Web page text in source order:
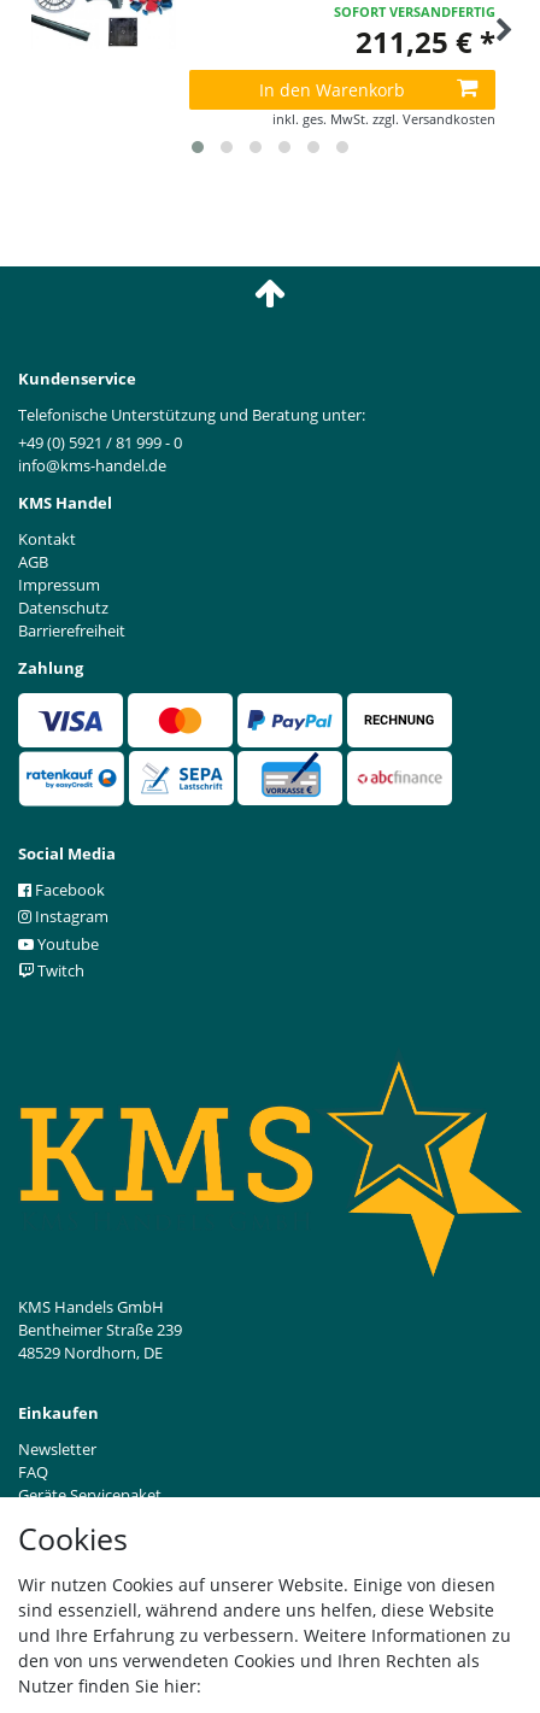
Cookies
Wir nutzen Cookies auf unserer Website. Einige von diesen
sind essenziell, während andere uns helfen, diese Website
und Ihre Erfahrung zu verbessern. Weitere Informationen zu
den von uns verwendeten Cookies und Ihren Rechten als
Nutzer finden Sie hier:
SOFORT VERSANDFERTIG
211,25 € *
In den Warenkorb
inkl. ges. MwSt. zzgl. Versandkosten
Kundenservice
Telefonische Unterstützung und Beratung unter:
+49 (0) 5921 / 81 999 - 0
info@kms-handel.de
KMS Handel
Kontakt
AGB
Impressum
Datenschutz
Barrierefreiheit
Zahlung
Social Media
Facebook
Instagram
Youtube
Twitch
KMS Handels GmbH
Bentheimer Straße 239
48529 Nordhorn, DE
Einkaufen
Newsletter
FAQ
Geräte Servicepaket
Händleranfragen B2B
Widerrufsrecht
Vertrag widerrufen
Versand